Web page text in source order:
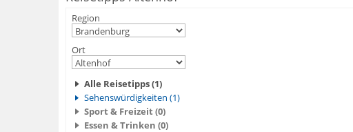
Region
Ort
Alle Reisetipps (1)
Sehenswürdigkeiten (1)
Sport & Freizeit (0)
Essen & Trinken (0)